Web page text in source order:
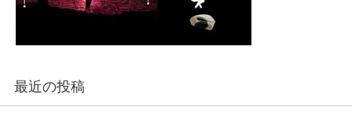
最近の投稿